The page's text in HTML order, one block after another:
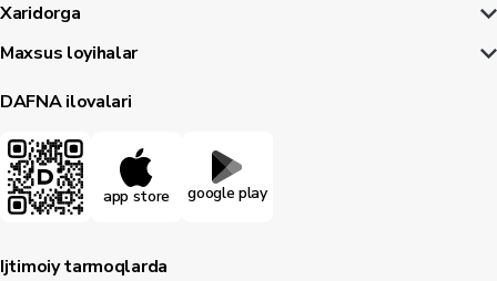
Xaridorga
Maxsus loyihalar
DAFNA ilovalari
app store google play
Ijtimoiy tarmoqlarda